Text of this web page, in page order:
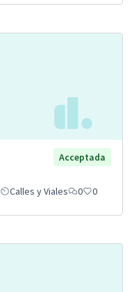
Acceptada
Calles y Viales 0 0